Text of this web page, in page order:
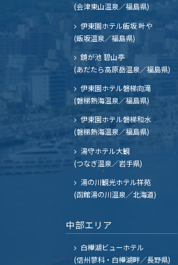
(会津東山温泉／福島県)
伊東園ホテル飯坂 叶や
(飯坂温泉／福島県)
鏡が池 碧山亭
(あだたら高原岳温泉／福島県)
伊東園ホテル磐梯向滝
(磐梯熱海温泉／福島県)
伊東園ホテル磐梯和水
(磐梯熱海温泉／福島県)
湯守ホテル大観
(つなぎ温泉／岩手県)
湯の川観光ホテル祥苑
(函館湯の川温泉／北海道)
中部エリア
白樺湖ビューホテル
(信州蓼科・白樺湖畔／長野県)